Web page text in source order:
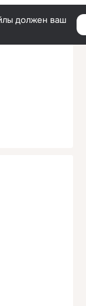
должен ваш